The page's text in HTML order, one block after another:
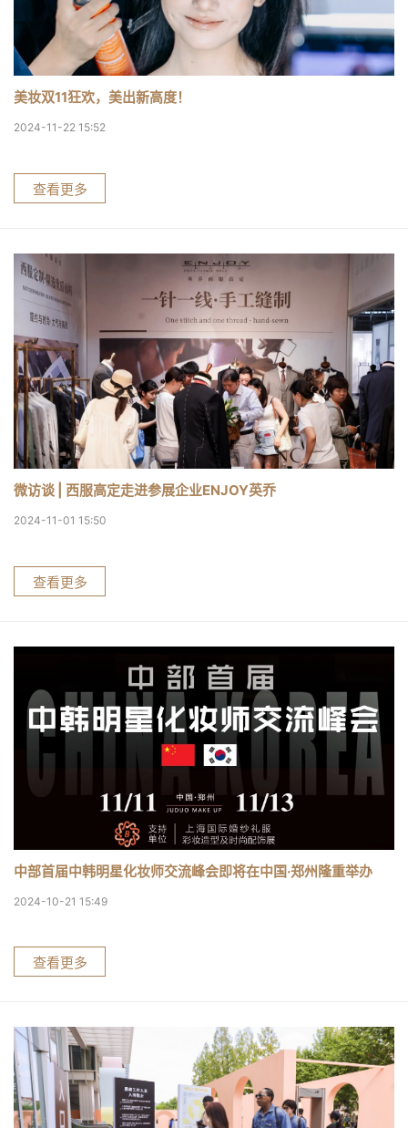
美妆双11狂欢，美出新高度！
2024-11-22 15:52
查看更多
微访谈 | 西服高定走进参展企业ENJOY英乔
2024-11-01 15:50
查看更多
中部首届中韩明星化妆师交流峰会即将在中国·郑州隆重举办
2024-10-21 15:49
查看更多